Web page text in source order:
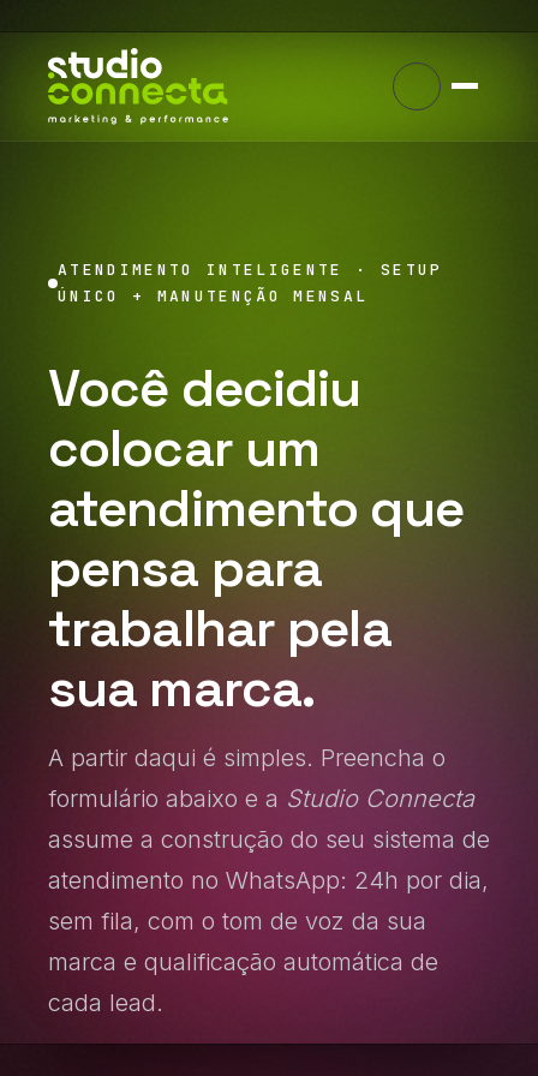
ATENDIMENTO INTELIGENTE · SETUP
ÚNICO + MANUTENÇÃO MENSAL
Você decidiu
colocar um
atendimento que
pensa para
trabalhar pela
sua marca.
A partir daqui é simples. Preencha o
formulário abaixo e a Studio Connecta
assume a construção do seu sistema de
atendimento no WhatsApp: 24h por dia,
sem fila, com o tom de voz da sua
marca e qualificação automática de
cada lead.